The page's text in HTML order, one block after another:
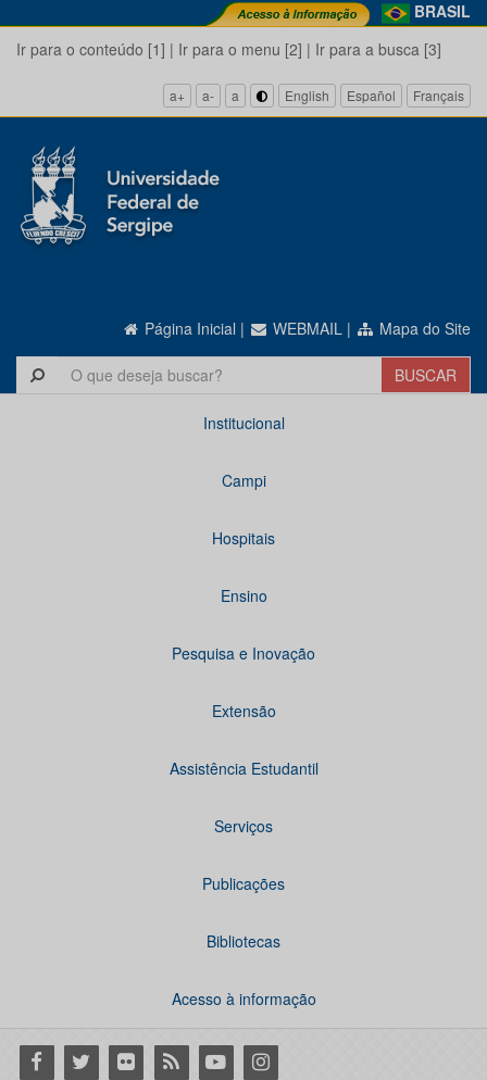
BRASIL
Ir para o conteúdo [1] | Ir para o menu [2] | Ir para a busca [3]
a+ a- a English Español Français
Página Inicial | WEBMAIL | Mapa do Site
Institucional
Campi
Hospitais
Ensino
Pesquisa e Inovação
Extensão
Assistência Estudantil
Serviços
Publicações
Bibliotecas
Acesso à informação
Facebook
Twitter Flickr RSS YoutubeInstagram